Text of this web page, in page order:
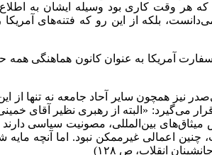
بلکه از این رو که فتنه‌های
آمریکا به عنوان کانون هماهنگی
همچون سایر آحاد جامعه نه تنها از
می‌گیرد: «البته از رهبری نظیر آقای
کند با گروگان گرفتن ۵۰ کارمند سفارت که بر اساس
چنین اعمالی غیرممکن نبود. اما آنچه
انقلاب، ص ۱۲۸)